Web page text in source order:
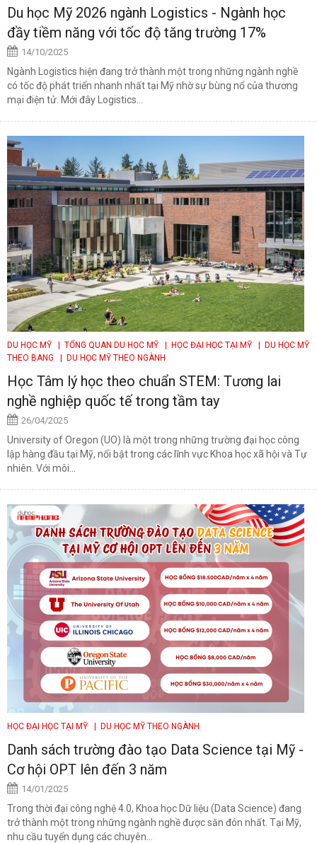
Du học Mỹ 2026 ngành Logistics - Ngành học
đầy tiềm năng với tốc độ tăng trường 17%
14/10/2025
Ngành Logistics hiện đang trở thành một trong những ngành nghề
có tốc độ phát triển nhanh nhất tại Mỹ nhờ sự bùng nổ của thương
mại điện tử. Mới đây Logistics...
DU HỌC MỸ | TỔNG QUAN DU HỌC MỸ | HỌC ĐẠI HỌC TẠI MỸ
| DU HỌC MỸ
THEO BANG
| DU HỌC MỸ THEO NGÀNH
Học Tâm lý học theo chuẩn STEM: Tương lai
nghề nghiệp quốc tế trong tầm tay
26/04/2025
University of Oregon (UO) là một trong những trường đại học công
lập hàng đầu tại Mỹ, nổi bật trong các lĩnh vực Khoa học xã hội và Tự
nhiên. Với môi...
HỌC ĐẠI HỌC TẠI MỸ | DU HỌC MỸ THEO NGÀNH
Danh sách trường đào tạo Data Science tại Mỹ -
Cơ hội OPT lên đến 3 năm
14/01/2025
Trong thời đại công nghệ 4.0, Khoa học Dữ liệu (Data Science) đang
trở thành một trong những ngành nghề được săn đón nhất. Tại Mỹ,
nhu cầu tuyển dụng các chuyên...